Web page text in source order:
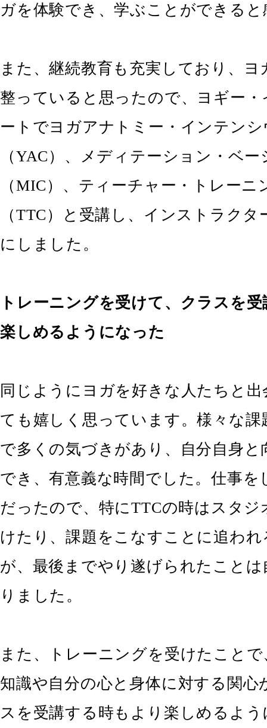
ガを体験でき、学ぶことができる
また、継続教育も充実しており、
整っていると思ったので、ヨギー
ートでヨガアナトミー・インテン
（YAC）、メディテーション・ベ
（MIC）、ティーチャー・トレーニ
（TTC）と受講し、インストラク
にしました。
トレーニングを受けて、クラスを
楽しめるようになった
同じようにヨガを好きな人たちと
ても嬉しく思っています。様々な課
で多くの気づきがあり、自分自身
でき、有意義な時間でした。仕事を
だったので、特にTTCの時はスタ
けたり、課題をこなすことに追わ
が、最後までやり遂げられたこと
りました。
また、トレーニングを受けたこと
知識や自分の心と身体に対する関心
スを受講する時もより楽しめるよ